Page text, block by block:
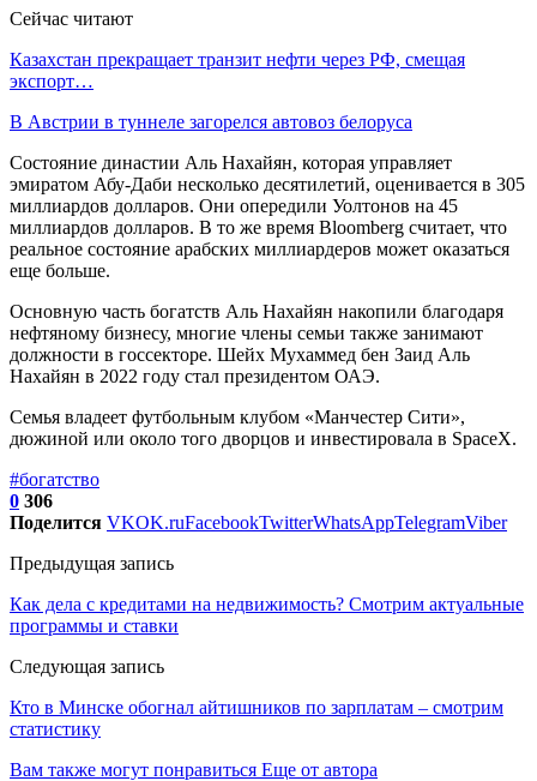
Сейчас читают
Казахстан прекращает транзит нефти через РФ, смещая
экспорт…
В Австрии в туннеле загорелся автовоз белоруса
Состояние династии Аль Нахайян, которая управляет
эмиратом Абу-Даби несколько десятилетий, оценивается в 305
миллиардов долларов. Они опередили Уолтонов на 45
миллиардов долларов. В то же время Bloomberg считает, что
реальное состояние арабских миллиардеров может оказаться
еще больше.
Основную часть богатств Аль Нахайян накопили благодаря
нефтяному бизнесу, многие члены семьи также занимают
должности в госсекторе. Шейх Мухаммед бен Заид Аль
Нахайян в 2022 году стал президентом ОАЭ.
Семья владеет футбольным клубом «Манчестер Сити»,
дюжиной или около того дворцов и инвестировала в SpaceX.
#богатство
0 306
Поделится VKOK.ruFacebookTwitterWhatsAppTelegramViber
Предыдущая запись
Как дела с кредитами на недвижимость? Смотрим актуальные
программы и ставки
Следующая запись
Кто в Минске обогнал айтишников по зарплатам – смотрим
статистику
Вам также могут понравиться Еще от автора